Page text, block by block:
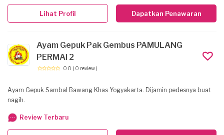
Dapatkan Penawaran
Lihat Profil
Ayam Gepuk Pak Gembus PAMULANG
PERMAI 2
0.0 ( 0 review )
Ayam Gepuk Sambal Bawang Khas Yogyakarta. Dijamin pedesnya buat
nagih.
Review Terbaru